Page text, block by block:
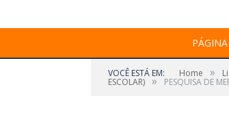
VOCÊ ESTÁ EM: Home »
ESCOLAR) » PESQUISA DE